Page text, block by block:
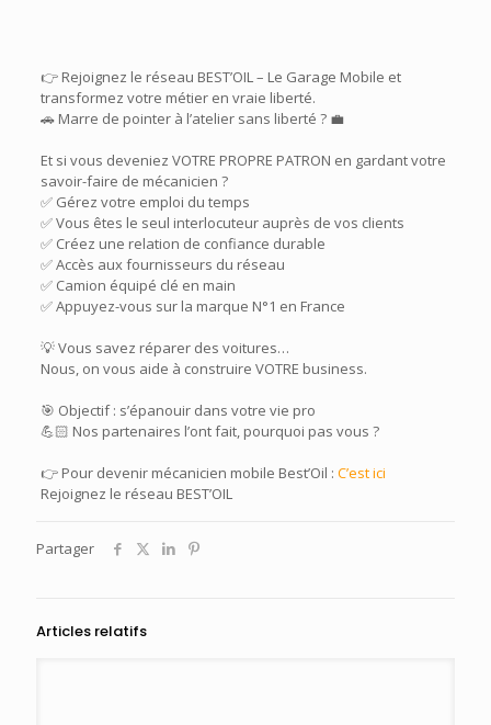
👉 Rejoignez le réseau BEST’OIL – Le Garage Mobile et
transformez votre métier en vraie liberté.
🚗 Marre de pointer à l’atelier sans liberté ? 💼
Et si vous deveniez VOTRE PROPRE PATRON en gardant votre
savoir-faire de mécanicien ?
✅ Gérez votre emploi du temps
✅ Vous êtes le seul interlocuteur auprès de vos clients
✅ Créez une relation de confiance durable
✅ Accès aux fournisseurs du réseau
✅ Camion équipé clé en main
✅ Appuyez-vous sur la marque N°1 en France
💡 Vous savez réparer des voitures…
Nous, on vous aide à construire VOTRE business.
🎯 Objectif : s’épanouir dans votre vie pro
💪🏻 Nos partenaires l’ont fait, pourquoi pas vous ?
👉 Pour devenir mécanicien mobile Best’Oil : C’est ici
Rejoignez le réseau BEST’OIL
Partager
Articles relatifs